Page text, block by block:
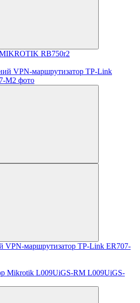
RB750r2
VРN-маршрутизатор TP-Link ER707-